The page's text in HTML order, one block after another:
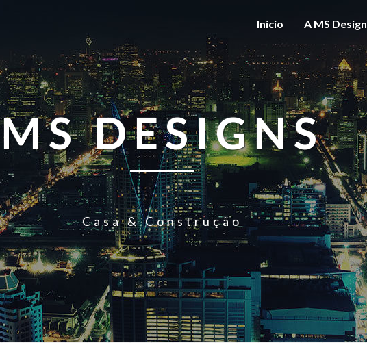
Início A MS Design
MS DESIGNS
Casa & Construção